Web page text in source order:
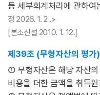
등 세부회계처리에 관하여
정 2026. 1. 2 .>
[본조신설 2010. 1. 12.]
제39조 (무형자산의 평가)
① 무형자산은 해당 자산
비용을 더한 금액을 취득